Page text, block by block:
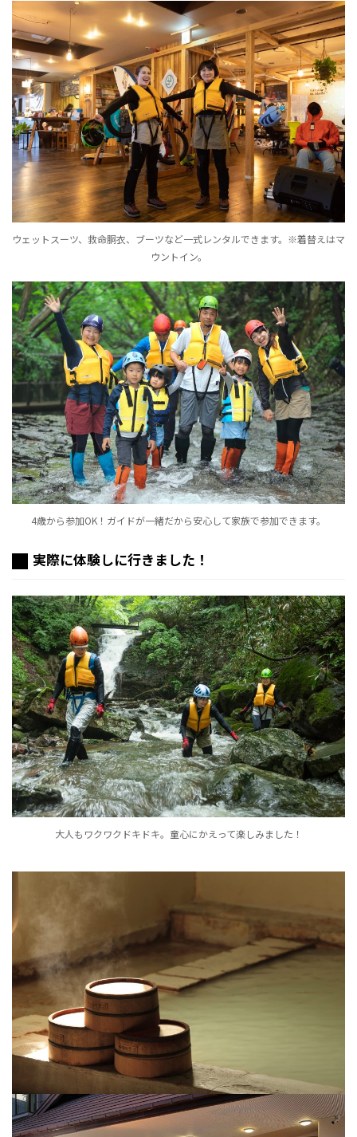
ウェットスーツ、救命胴衣、ブーツなど一式レンタルできます。※着替えはマ
ウントイン。
4歳から参加OK！ガイドが一緒だから安心して家族で参加できます。
実際に体験しに行きました！
大人もワクワクドキドキ。童心にかえって楽しみました！